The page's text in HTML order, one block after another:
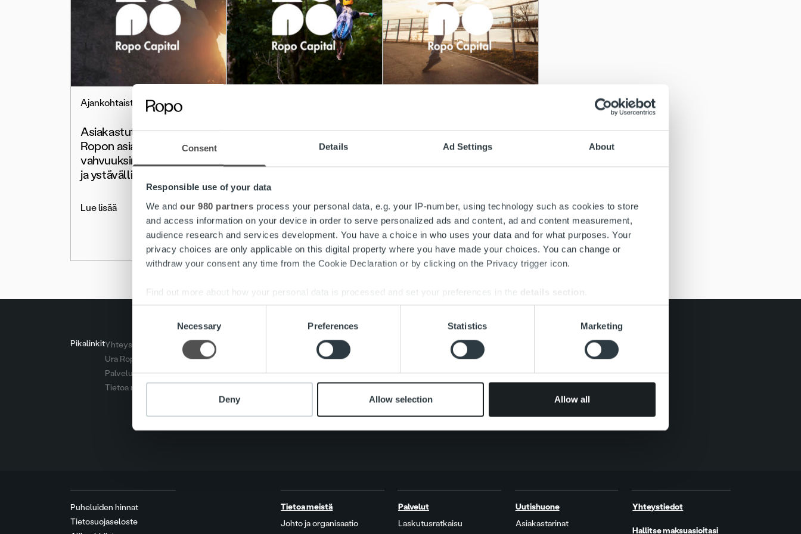
Consent Details Ad Settings About
Responsible use of your data
We and our 980 partners process your personal data, e.g. your IP-number, using technology such as cookies to store
and access information on your device in order to serve personalized ads and content, ad and content measurement,
audience research and services development. You have a choice in who uses your data and for what purposes. Your
privacy choices are only applicable on this digital property where you have made your choices. You can change or
withdraw your consent any time from the Cookie Declaration or by clicking on the Privacy trigger icon.
Find out more about how your personal data is processed and set your preferences in the details section
We use cookies to personalise content and ads, to provide social media features and to analyse our traffic. We also share
information about your use of our site with our social media, advertising and analytics partners who may combine it with
other information that you’ve provided to them or that they’ve collected from your use of their services.
Necessary Preferences Statistics Marketing
Deny Allow selection Allow all
Ajankohtaista
Asiakastutkimus 2023:
Ropon asiakaspalvelun
vahvuuksina sujuva asiointi
ja ystävällinen palvelu
Lue lisää
Ropon vuosittainen
syyskuussa
Lue lisää
Asiakastutkimus 2022:
Ropon asiakaspalvelu on
asioineet tyytyväisimpiä
Lue lisää
PikalinkitYhteystiedot
Ura Ropolla
Palvelut
Tietoa meistä
Search for:
Puheluiden hinnat
Tietosuojaseloste
Tietoa meistä
Johto ja organisaatio
Palvelut
Laskutusratkaisu
Uutishuone
Asiakastarinat
Yhteystiedot
Hallitse maksuasioitasi